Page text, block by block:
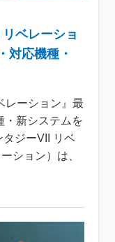
ベレーショ
対応機種・
レーション』最
・新システムを
ジーVII リベ
ション）は、